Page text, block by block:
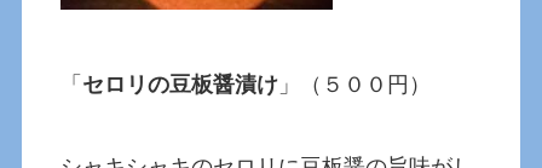
「 セロリの豆板醤漬け 」（５００円）